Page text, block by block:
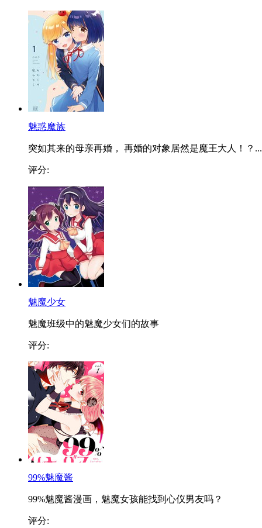
魅惑魔族
突如其来的母亲再婚， 再婚的对象居然是魔王大人！？...
评分:
魅魔少女
魅魔班级中的魅魔少女们的故事
评分:
99%魅魔酱
99%魅魔酱漫画，魅魔女孩能找到心仪男友吗？
评分: